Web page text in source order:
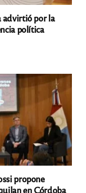
advirtió por la
política
propone
en Córdoba